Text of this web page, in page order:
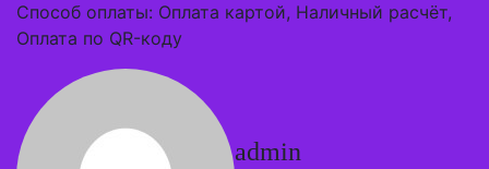
Способ оплаты: Оплата картой, Наличный расчёт,
Оплата по QR-коду
admin